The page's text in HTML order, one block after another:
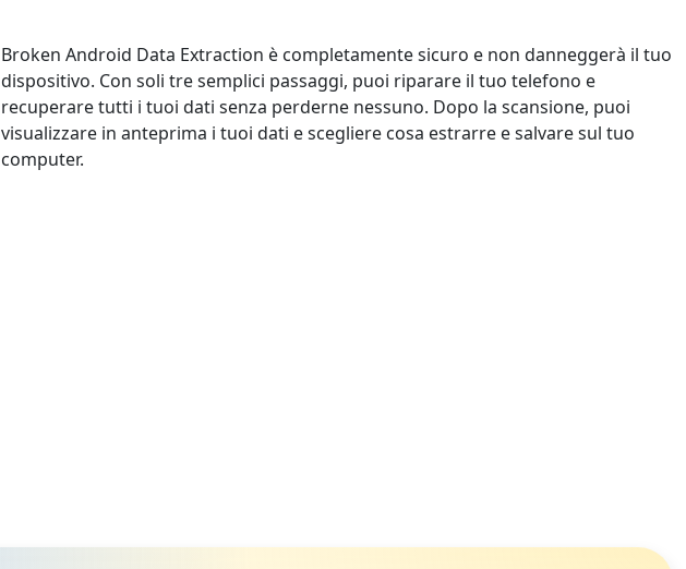
Broken Android Data Extraction è completamente sicuro e non danneggerà il tuo
dispositivo. Con soli tre semplici passaggi, puoi riparare il tuo telefono e
recuperare tutti i tuoi dati senza perderne nessuno. Dopo la scansione, puoi
visualizzare in anteprima i tuoi dati e scegliere cosa estrarre e salvare sul tuo
computer.